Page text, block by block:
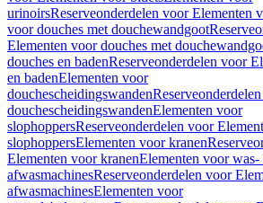
urinoirsReserveonderdelen voor Elementen
voor douches met douchewandgoot
Elementen voor douches met
douches en badenReserveonderdelen voor
en badenElementen voor
douchescheidingswanden
douchescheidingswandenElementen voor
slophoppersReserveonderdelen voor
slophoppersElementen voor kranen
Elementen voor kranenElementen voor was-
afwasmachinesReserveonderdelen voor
afwasmachinesElementen voor